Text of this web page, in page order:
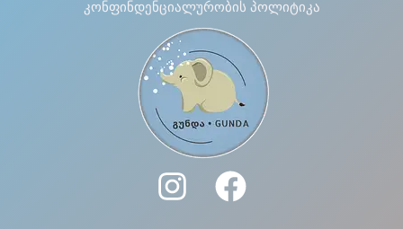
კონფინდენციალურობის პოლიტიკა